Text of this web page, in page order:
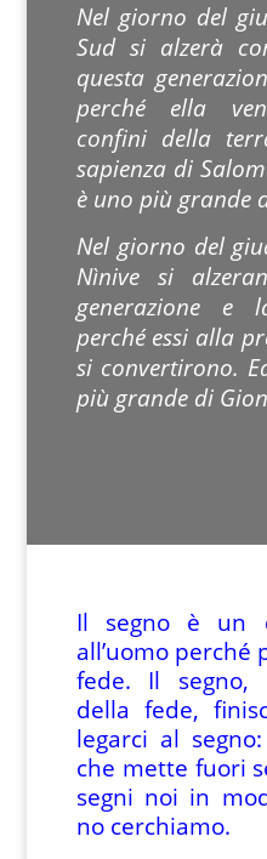
Nel giorno del
Sud si alzerà
questa
perché ella
confini della
sapienza di
è uno più grande
Nel giorno del
Nìnive si
generazione e
perché essi alla
si convertirono.
più grande di
Il segno è un
all’uomo perché
fede. Il segno,
della fede,
legarci al
che mette fuori
segni noi in
no cerchiamo.